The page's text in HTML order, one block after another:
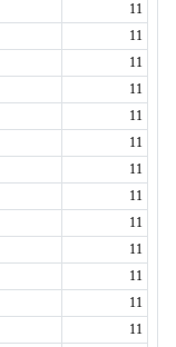
11
11
11
11
11
11
11
11
11
11
11
11
11